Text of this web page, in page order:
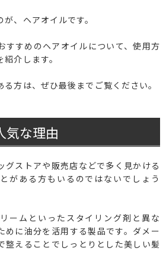
、ヘアオイルです。
すすめのヘアオイルについて、使用方
介します。
方は、ぜひ最後までご覧ください。
気な理由
グストアや販売店などで多く見かける
がある方もいるのではないでしょう
ームといったスタイリング剤と異な
めに油分を活用する製品です。ダメー
整えることでしっとりとした美しい髪